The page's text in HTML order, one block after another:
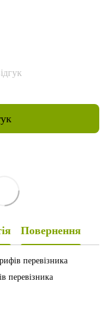
Повернення
перевізника
перевізника